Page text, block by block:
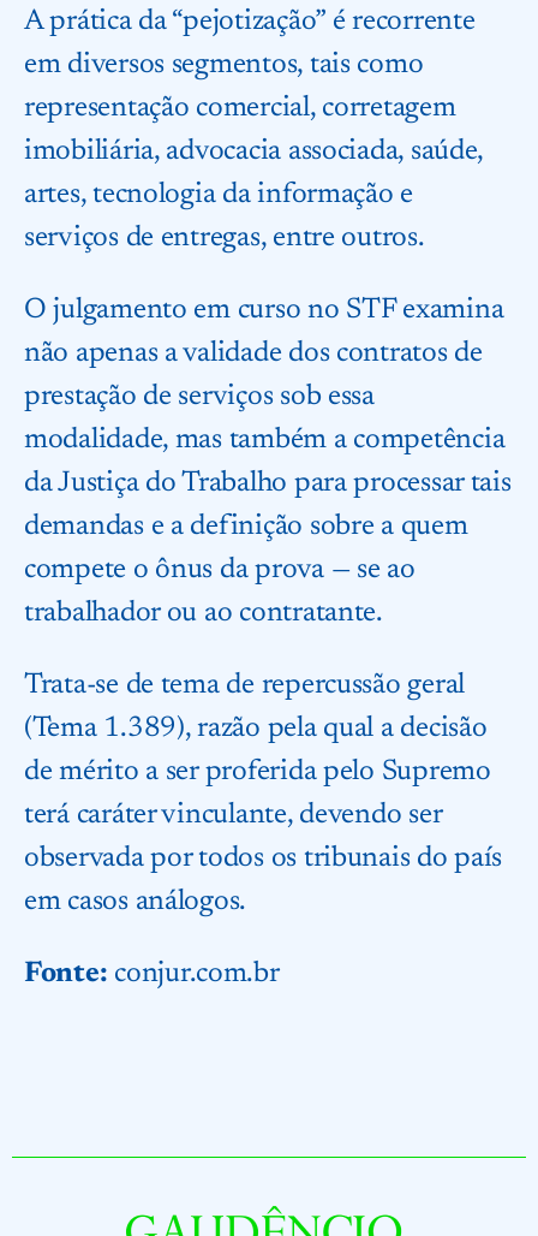
A prática da “pejotização” é recorrente
em diversos segmentos, tais como
representação comercial, corretagem
imobiliária, advocacia associada, saúde,
artes, tecnologia da informação e
serviços de entregas, entre outros.
O julgamento em curso no STF examina
não apenas a validade dos contratos de
prestação de serviços sob essa
modalidade, mas também a competência
da Justiça do Trabalho para processar tais
demandas e a definição sobre a quem
compete o ônus da prova — se ao
trabalhador ou ao contratante.
Trata-se de tema de repercussão geral
(Tema 1.389), razão pela qual a decisão
de mérito a ser proferida pelo Supremo
terá caráter vinculante, devendo ser
observada por todos os tribunais do país
em casos análogos.
Fonte: conjur.com.br